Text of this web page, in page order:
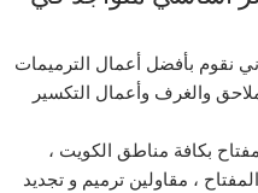
نقوم بأفضل أعمال الترميمات
والغرف وأعمال التكسير
بكافة مناطق الكويت ،
، مقاولين ترميم و تجديد